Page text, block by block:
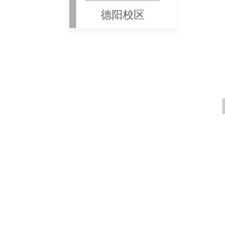
德阳校区